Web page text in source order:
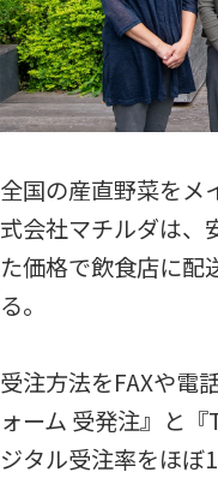
全国の産直野菜をメ
式会社マチルダは、
た価格で飲食店に配
る。
受注方法をFAXや電
ォーム 受発注』と
ジタル受注率をほぼ